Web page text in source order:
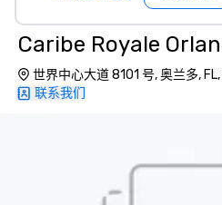
Caribe Royale
世界中心大道 8101 号, 奥兰多,
联系我们